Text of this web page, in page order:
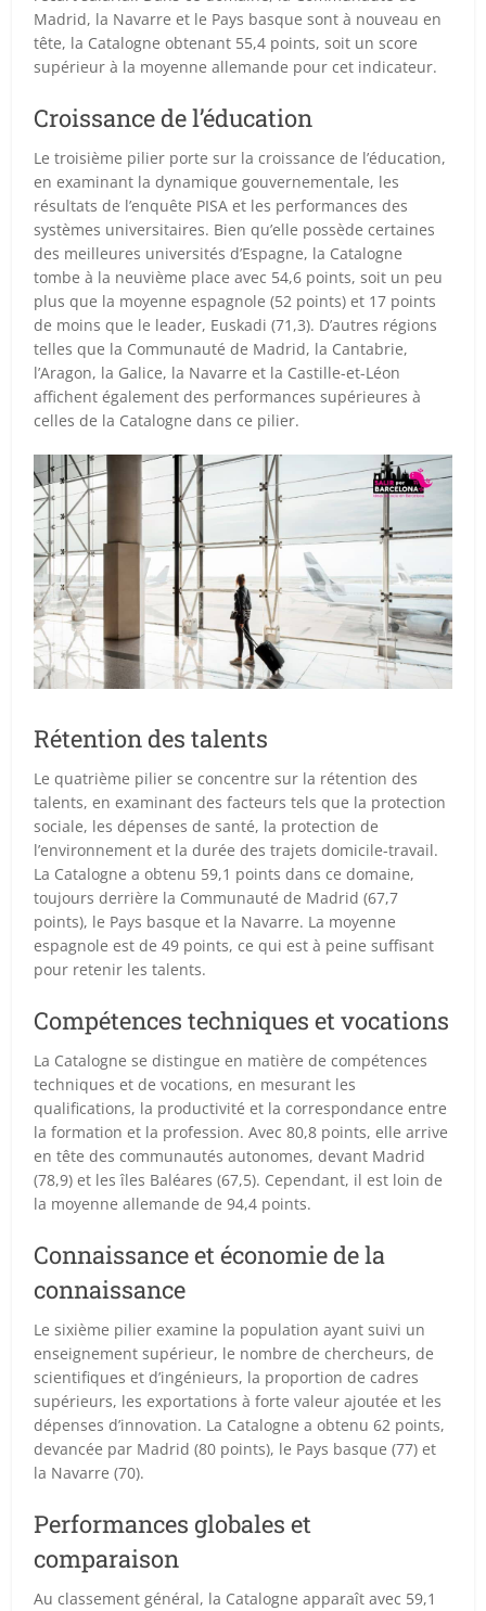
Madrid, la Navarre et le Pays basque sont à nouveau en
tête, la Catalogne obtenant 55,4 points, soit un score
supérieur à la moyenne allemande pour cet indicateur.
Croissance de l’éducation
Le troisième pilier porte sur la croissance de l’éducation,
en examinant la dynamique gouvernementale, les
résultats de l’enquête PISA et les performances des
systèmes universitaires. Bien qu’elle possède certaines
des meilleures universités d’Espagne, la Catalogne
tombe à la neuvième place avec 54,6 points, soit un peu
plus que la moyenne espagnole (52 points) et 17 points
de moins que le leader, Euskadi (71,3). D’autres régions
telles que la Communauté de Madrid, la Cantabrie,
l’Aragon, la Galice, la Navarre et la Castille-et-Léon
affichent également des performances supérieures à
celles de la Catalogne dans ce pilier.
Rétention des talents
Le quatrième pilier se concentre sur la rétention des
talents, en examinant des facteurs tels que la protection
sociale, les dépenses de santé, la protection de
l’environnement et la durée des trajets domicile-travail.
La Catalogne a obtenu 59,1 points dans ce domaine,
toujours derrière la Communauté de Madrid (67,7
points), le Pays basque et la Navarre. La moyenne
espagnole est de 49 points, ce qui est à peine suffisant
pour retenir les talents.
Compétences techniques et vocations
La Catalogne se distingue en matière de compétences
techniques et de vocations, en mesurant les
qualifications, la productivité et la correspondance entre
la formation et la profession. Avec 80,8 points, elle arrive
en tête des communautés autonomes, devant Madrid
(78,9) et les îles Baléares (67,5). Cependant, il est loin de
la moyenne allemande de 94,4 points.
Connaissance et économie de la
connaissance
Le sixième pilier examine la population ayant suivi un
enseignement supérieur, le nombre de chercheurs, de
scientifiques et d’ingénieurs, la proportion de cadres
supérieurs, les exportations à forte valeur ajoutée et les
dépenses d’innovation. La Catalogne a obtenu 62 points,
devancée par Madrid (80 points), le Pays basque (77) et
la Navarre (70).
Performances globales et
comparaison
Au classement général, la Catalogne apparaît avec 59,1